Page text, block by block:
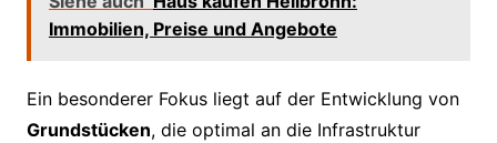
Immobilien, Preise und Angebote
Ein besonderer Fokus liegt auf der Entwicklung von
Grundstücken, die optimal an die Infrastruktur